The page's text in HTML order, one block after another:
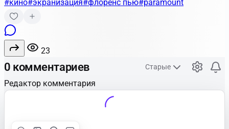
#кино#экранизация#флоренс пью#paramount
23
0 комментариев Старые
Редактор комментария